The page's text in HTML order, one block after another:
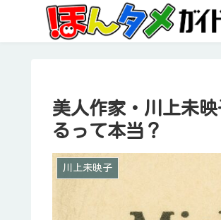
美人作家・川上未
るって本当？
川上未映子